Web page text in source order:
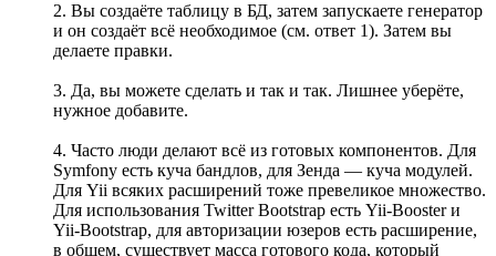
2. Вы создаёте таблицу в БД, затем запускаете генератор
и он создаёт всё необходимое (см. ответ 1). Затем вы
делаете правки.
3. Да, вы можете сделать и так и так. Лишнее уберёте,
нужное добавите.
4. Часто люди делают всё из готовых компонентов. Для
Symfony есть куча бандлов, для Зенда — куча модулей.
Для Yii всяких расширений тоже превеликое множество.
Для использования Twitter Bootstrap есть Yii-Booster и
Yii-Bootstrap, для авторизации юзеров есть расширение,
в общем, существует масса готового кода, который